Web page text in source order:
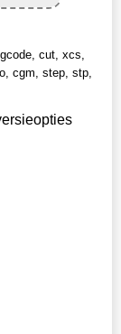
cut, xcs,
cgm, step, stp,